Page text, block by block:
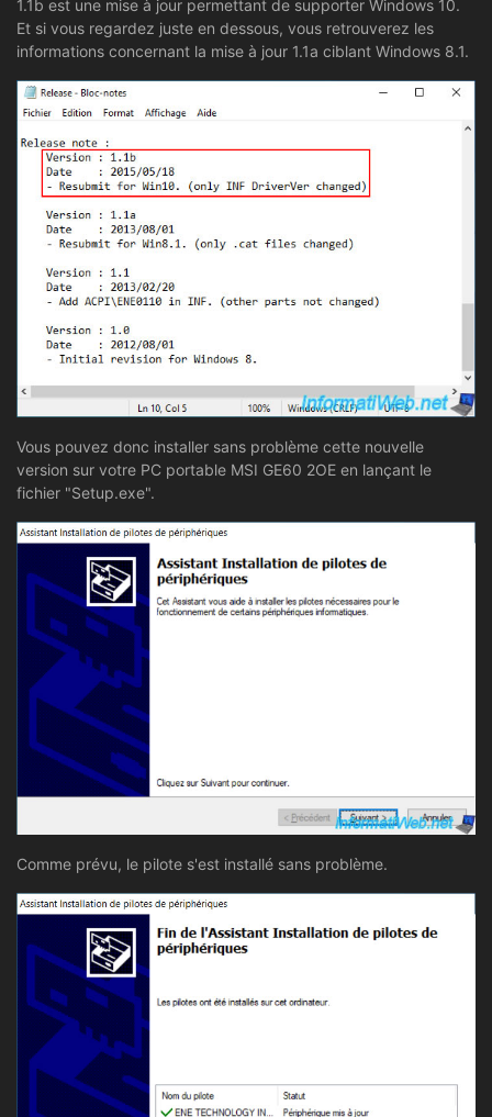
1.1b est une mise à jour permettant de supporter Windows 10.
Et si vous regardez juste en dessous, vous retrouverez les
informations concernant la mise à jour 1.1a ciblant Windows 8.1.
Vous pouvez donc installer sans problème cette nouvelle
version sur votre PC portable MSI GE60 2OE en lançant le
fichier "Setup.exe".
Comme prévu, le pilote s'est installé sans problème.